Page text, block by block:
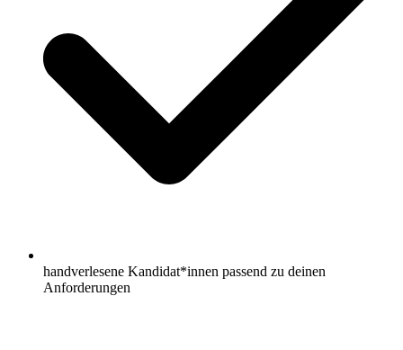
handverlesene Kandidat*innen passend zu deinen
Anforderungen